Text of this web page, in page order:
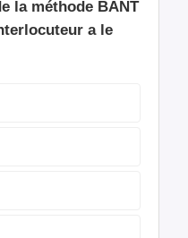
la méthode BANT
a le